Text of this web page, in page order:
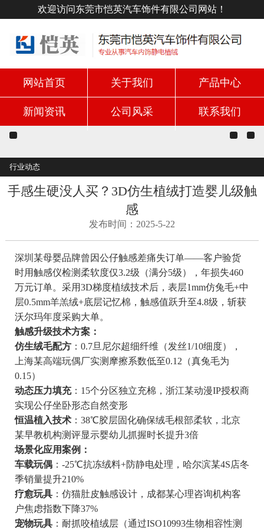
欢迎访问东莞市恺英汽车饰件有限公司网站！
网站首页 关于我们 产品中心
新闻资讯 公司风采 联系我们
行业动态
手感生硬没人买？3D仿生植绒打造婴儿级触
感
发布时间：2025-5-22
深圳某母婴品牌曾因公仔触感差痛失订单——客户验货
时用触感仪检测柔软度仅3.2级（满分5级），年损失460
万元订单。采用3D梯度植绒技术后，表层1mm仿兔毛+中
层0.5mm羊羔绒+底层记忆棉，触感值跃升至4.8级，斩获
沃尔玛年度采购大单。
触感升级技术方案：
仿生绒毛配方：0.7旦尼尔超细纤维（发丝1/10细度），
上海某高端玩偶厂实测摩擦系数低至0.12（真兔毛为
0.15）
动态压力填充：15个分区独立充棉，浙江某动漫IP授权商
实现公仔坐卧形态自然变形
恒温植入技术：38℃胶层固化确保绒毛根部柔软，北京
某早教机构测评显示婴幼儿抓握时长提升3倍
场景化应用案例：
车载玩偶：-25℃抗冻绒料+防静电处理，哈尔滨某4S店冬
季销量提升210%
疗愈玩具：仿猫肚皮触感设计，成都某心理咨询机构客
户焦虑指数下降37%
宠物玩具：耐抓咬植绒层（通过ISO10993生物相容性测